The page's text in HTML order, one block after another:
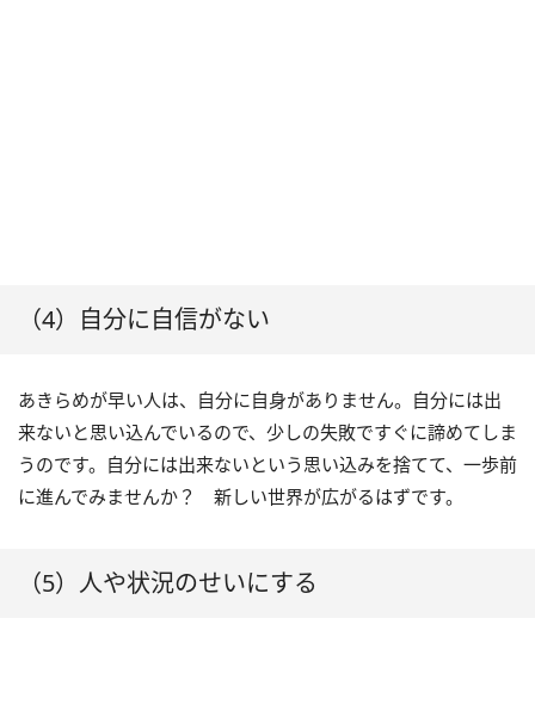
（4）自分に自信がない
あきらめが早い人は、自分に自身がありません。自分には出
来ないと思い込んでいるので、少しの失敗ですぐに諦めてしま
うのです。自分には出来ないという思い込みを捨てて、一歩前
に進んでみませんか？ 新しい世界が広がるはずです。
（5）人や状況のせいにする